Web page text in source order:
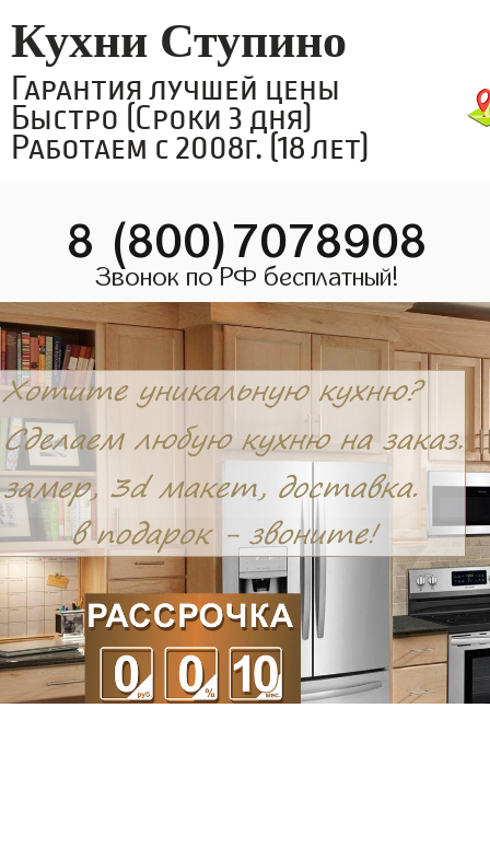
Кухни Ступино
Гарантия лучшей цены
Быстро (Сроки 3 дня)
Работаем с 2008г. (18 лет)
8 (800)7078908
Звонок по РФ бесплатный!